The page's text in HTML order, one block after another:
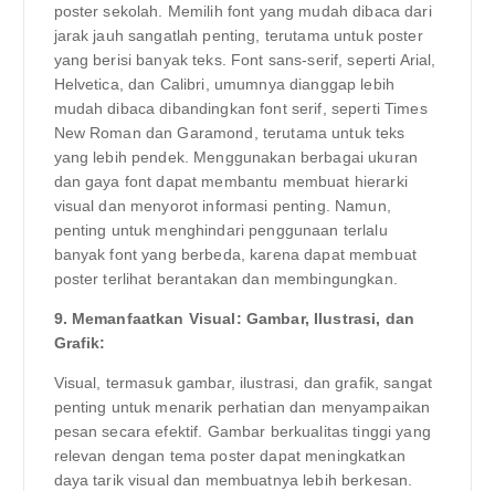
poster sekolah. Memilih font yang mudah dibaca dari
jarak jauh sangatlah penting, terutama untuk poster
yang berisi banyak teks. Font sans-serif, seperti Arial,
Helvetica, dan Calibri, umumnya dianggap lebih
mudah dibaca dibandingkan font serif, seperti Times
New Roman dan Garamond, terutama untuk teks
yang lebih pendek. Menggunakan berbagai ukuran
dan gaya font dapat membantu membuat hierarki
visual dan menyorot informasi penting. Namun,
penting untuk menghindari penggunaan terlalu
banyak font yang berbeda, karena dapat membuat
poster terlihat berantakan dan membingungkan.
9. Memanfaatkan Visual: Gambar, Ilustrasi, dan
Grafik:
Visual, termasuk gambar, ilustrasi, dan grafik, sangat
penting untuk menarik perhatian dan menyampaikan
pesan secara efektif. Gambar berkualitas tinggi yang
relevan dengan tema poster dapat meningkatkan
daya tarik visual dan membuatnya lebih berkesan.